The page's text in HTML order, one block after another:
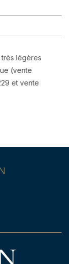
légères
(vente
et vente